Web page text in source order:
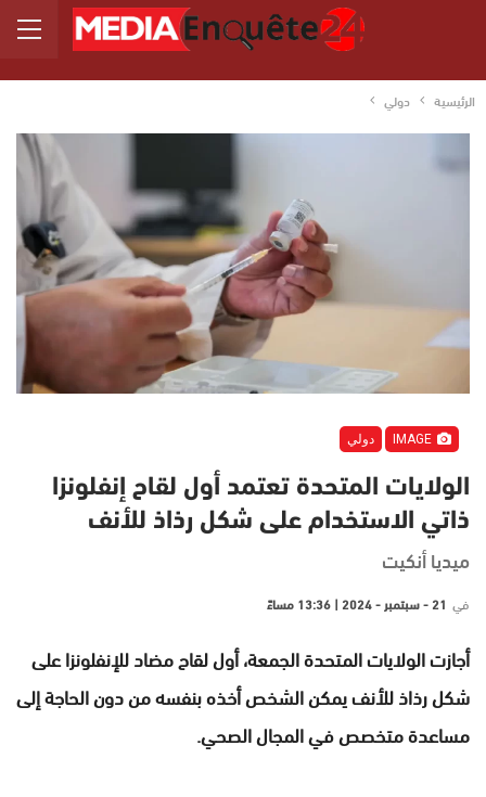
الرئيسية دولي
دولي
الولايات المتحدة تعتمد أول لقاح إنفلونزا
ذاتي الاستخدام على شكل رذاذ للأنف
ميديا أنكيت
في 21 - سبتمبر - 2024 | 13:36 مساءً
أجازت الولايات المتحدة الجمعة، أول لقاح مضاد للإنفلونزا على
شكل رذاذ للأنف يمكن الشخص أخذه بنفسه من دون الحاجة إلى
مساعدة متخصص في المجال الصحي.